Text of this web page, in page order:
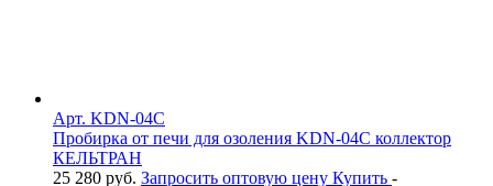
Арт. KDN-04C
Пробирка от печи для озоления KDN-04C коллектор
КЕЛЬТРАН
25 280 руб. Запросить оптовую цену Купить -